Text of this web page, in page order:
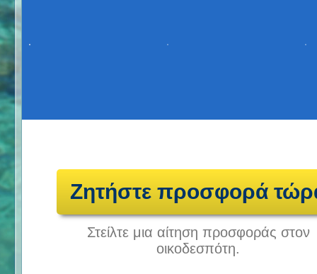
Ζητήστε προσφορά
Στείλτε μια αίτηση προσφοράς στον
οικοδεσπότη.